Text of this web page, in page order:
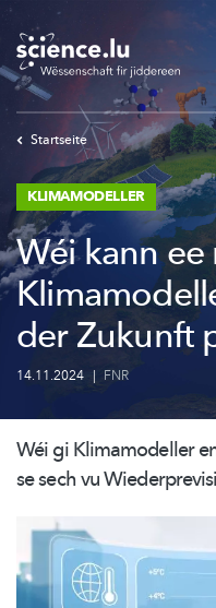
Skip
main
content
Startseite
KLIMAMODELLER
Wéi kann ee
der Zukunft
14.11.2024 | FNR
Wéi gi Klimamodeller
se sech vu